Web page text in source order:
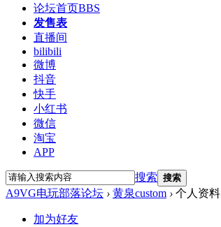
论坛首页BBS
发售表
直播间
bilibili
微博
抖音
快手
小红书
微信
淘宝
APP
搜索 搜索
A9VG电玩部落论坛 › 黄泉custom › 个人资料
加为好友